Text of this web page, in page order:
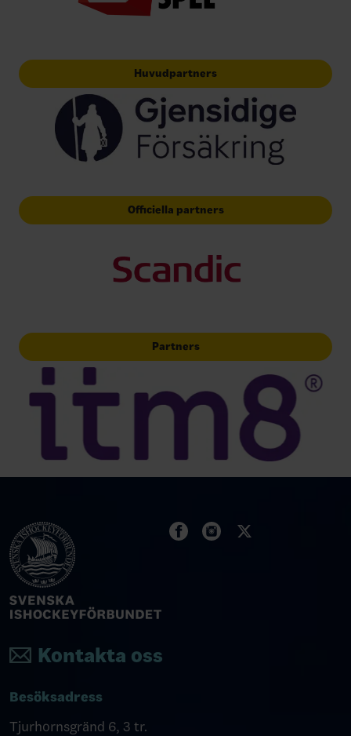
Huvudpartners
Officiella partners
Partners
Kontakta oss
Besöksadress
Tjurhornsgränd 6, 3 tr.